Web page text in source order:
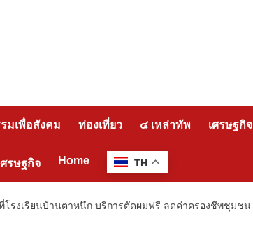
มเพื่อสังคม ท่องเที่ยว ๔ เหล่าทัพ เศรษฐกิจ
ศรษฐกิจ Home TH
รงเรียนบ้านตาหนึก บริการตัดผมฟรี ลดค่าครองชีพชุมชน